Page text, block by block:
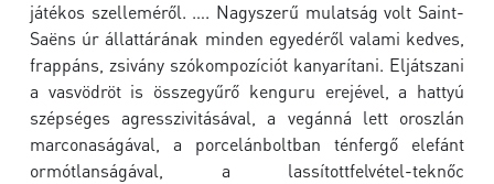
játékos szelleméről. …. Nagyszerű mulatság volt Saint-
Saëns úr állattárának minden egyedéről valami kedves,
frappáns, zsivány szókompozíciót kanyarítani. Eljátszani
a vasvödröt is összegyűrő kenguru erejével, a hattyú
szépséges agresszivitásával, a vegánná lett oroszlán
marconaságával, a porcelánboltban ténfergő elefánt
ormótlanságával, a lassítottfelvétel-teknőc